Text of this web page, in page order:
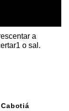
a
o sal.